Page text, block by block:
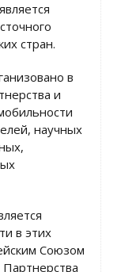
стран.
в
и
научных
в этих
Союзом